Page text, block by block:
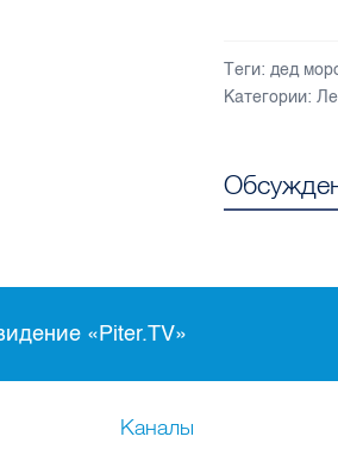
Теги: дед
Категории:
«Piter.TV»
Каналы